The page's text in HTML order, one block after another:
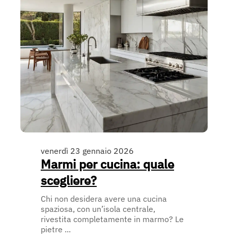
venerdì 23 gennaio 2026
Marmi per cucina: quale
scegliere?
Chi non desidera avere una cucina
spaziosa, con un’isola centrale,
rivestita completamente in marmo? Le
pietre ...